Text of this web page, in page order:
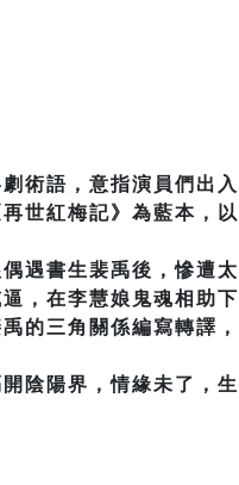
劇術語，意指演員們出
世紅梅記》為藍本，
遇書生裴禹後，慘遭
，在李慧娘鬼魂相助
的三角關係編寫轉譯
陰陽界，情緣未了，生